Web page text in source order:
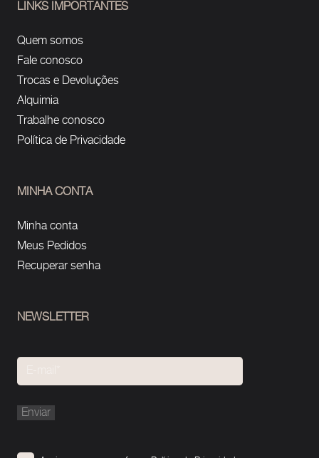
LINKS IMPORTANTES
Quem somos
Fale conosco
Trocas e Devoluções
Alquimia
Trabalhe conosco
Política de Privacidade
MINHA CONTA
Minha conta
Meus Pedidos
Recuperar senha
NEWSLETTER
Please
this